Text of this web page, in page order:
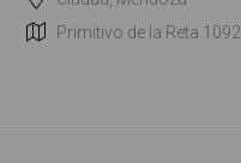
Primitivo de la Reta 1092